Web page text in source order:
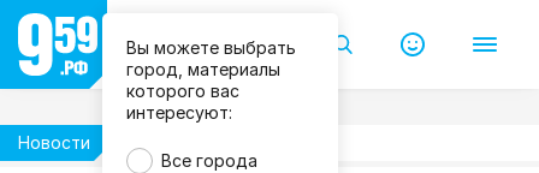
Вы можете выбрать
город, материалы
которого вас
интересуют:
Все города
Новости